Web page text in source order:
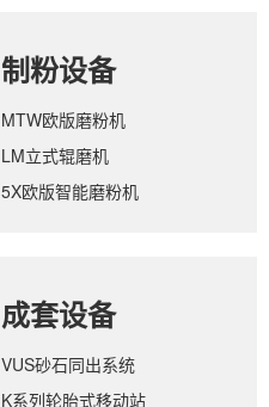
制粉设备
MTW欧版磨粉机
LM立式辊磨机
5X欧版智能磨粉机
成套设备
VUS砂石同出系统
K系列轮胎式移动站